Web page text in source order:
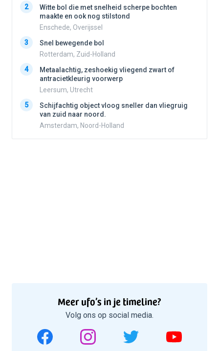
2
Witte bol die met snelheid scherpe bochten
maakte en ook nog stilstond
Enschede, Overijssel
3
Snel bewegende bol
Rotterdam, Zuid-Holland
4
Metaalachtig, zeshoekig vliegend zwart of
antracietkleurig voorwerp
Leersum, Utrecht
5
Schijfachtig object vloog sneller dan vliegruig
van zuid naar noord.
Amsterdam, Noord-Holland
Meer ufo’s in je timeline?
Volg ons op social media.